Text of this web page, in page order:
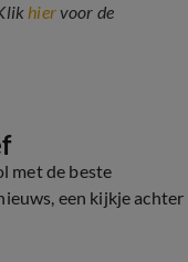
hiervoor de
met de beste
een kijkje achter